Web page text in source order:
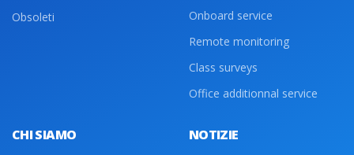
Obsoleti
Onboard service
Remote monitoring
Class surveys
Office additionnal service
CHI SIAMO NOTIZIE